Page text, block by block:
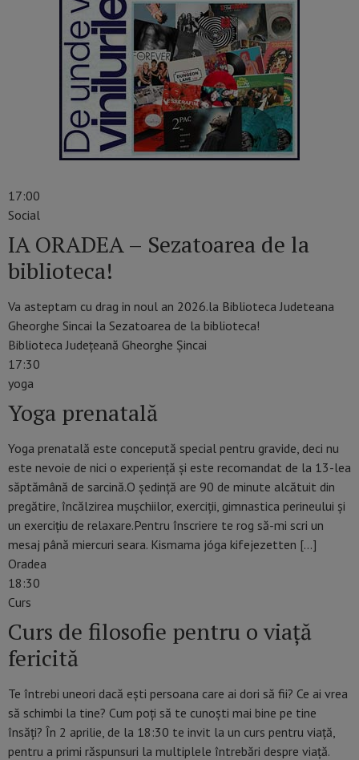
17:00
Social
IA ORADEA – Sezatoarea de la
biblioteca!
Va asteptam cu drag in noul an 2026.la Biblioteca Judeteana
Gheorghe Sincai la Sezatoarea de la biblioteca!
Biblioteca Judeţeană Gheorghe Şincai
17:30
yoga
Yoga prenatală
Yoga prenatală este concepută special pentru gravide, deci nu
este nevoie de nici o experiență și este recomandat de la 13-lea
săptămână de sarcină.O şedință are 90 de minute alcătuit din
pregătire, încălzirea mușchiilor, exerciții, gimnastica perineului și
un exercițiu de relaxare.Pentru înscriere te rog să-mi scri un
mesaj până miercuri seara. Kismama jóga kifejezetten […]
Oradea
18:30
Curs
Curs de filosofie pentru o viață
fericită
Te întrebi uneori dacă ești persoana care ai dori să fii? Ce ai vrea
să schimbi la tine? Cum poți să te cunoști mai bine pe tine
însăți? În 2 aprilie, de la 18:30 te invit la un curs pentru viață,
pentru a primi răspunsuri la multiplele întrebări despre viață.